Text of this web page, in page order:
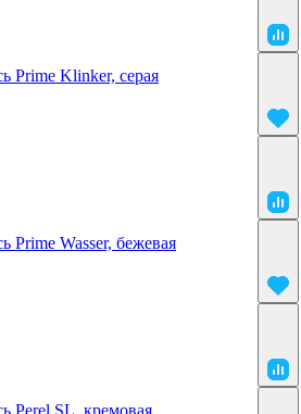
Prime Klinker, серая
Prime Wasser, бежевая
Perel SL, кремовая